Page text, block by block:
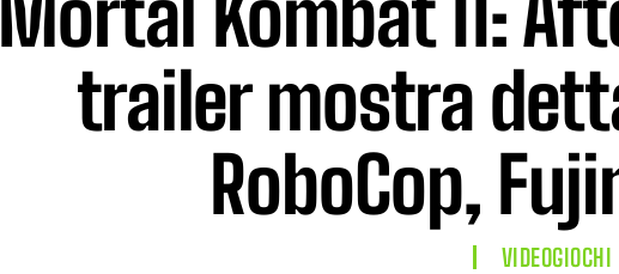
trailer mostra
RoboCop,
VIDEOGIOCHI